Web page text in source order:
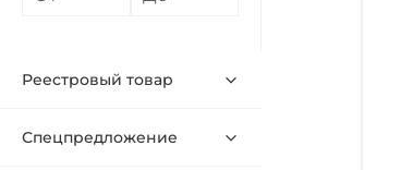
Реестровый товар
Спецпредложение